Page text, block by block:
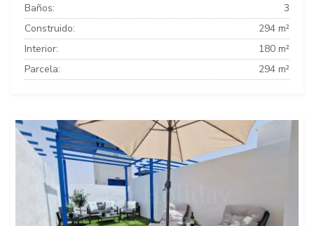
Baños:
3
Construido:
294 m²
Interior:
180 m²
Parcela:
294 m²